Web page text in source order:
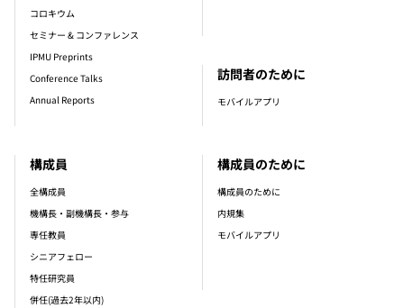
構成員
全構成員
機構長・副機構長・参与
専任教員
シニアフェロー
特任研究員
併任(過去2年以内)
コロキウム
セミナー & コンファレンス
IPMU Preprints
Conference Talks
Annual Reports
訪問者のために
モバイルアプリ
構成員のために
構成員のために
内規集
モバイルアプリ